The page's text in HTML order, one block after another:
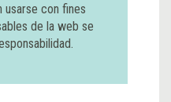
usarse con fines
de la web se